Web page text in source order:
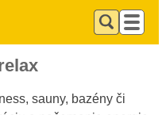
sauny, bazény či